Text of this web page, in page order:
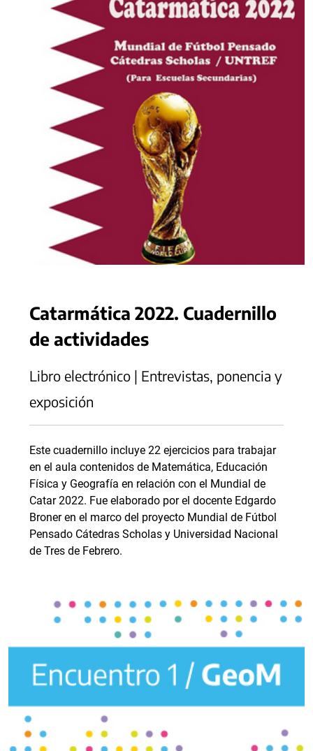
Catarmática 2022. Cuadernillo
de actividades
Libro electrónico | Entrevistas, ponencia y
exposición
Este cuadernillo incluye 22 ejercicios para trabajar
en el aula contenidos de Matemática, Educación
Física y Geografía en relación con el Mundial de
Catar 2022. Fue elaborado por el docente Edgardo
Broner en el marco del proyecto Mundial de Fútbol
Pensado Cátedras Scholas y Universidad Nacional
de Tres de Febrero.